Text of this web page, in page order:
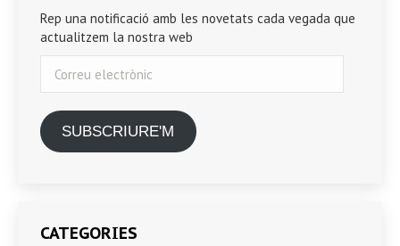
Rep una notificació amb les novetats cada vegada que
actualitzem la nostra web
electrònic
SUBSCRIURE'M
CATEGORIES